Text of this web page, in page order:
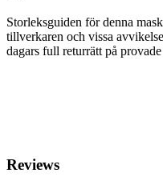
Storleksguiden för denna
tillverkaren och vissa
dagars full returrätt på
Reviews